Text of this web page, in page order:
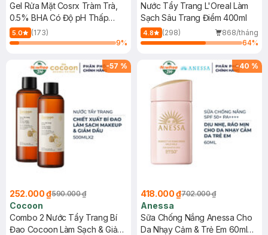
Gel Rửa Mặt Cosrx Tràm Trà,
0.5% BHA Có Độ pH Thấp
150ml
5.0
(173)
9%
Nước Tẩy Trang L'Oreal Làm
Sạch Sâu Trang Điểm 400ml
4.8 (298)
868/tháng
64%
-57 %
252.000 ₫590.000 ₫
Cocoon
Combo 2 Nước Tẩy Trang Bí
Đao Cocoon Làm Sạch & Giảm
-40 %
418.000 ₫702.000 ₫
Anessa
Sữa Chống Nắng Anessa Cho
Da Nhạy Cảm & Trẻ Em 60ml